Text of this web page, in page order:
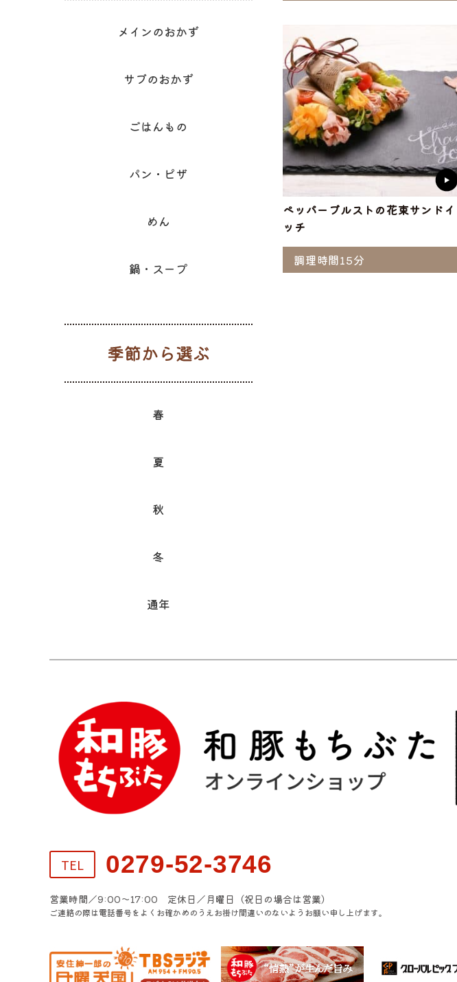
ペッパーブルストの花束サンドイ
ッチ
調理時間15分
メインのおかず
サブのおかず
ごはんもの
パン・ピザ
めん
鍋・スープ
春
夏
秋
冬
通年
TEL 0279-52-3746
営業時間／9:00～17:00 定休日／月曜日（祝日の場合は営業）
ご連絡の際は電話番号をよくお確かめのうえお掛け間違いのないようお願い申し上げます。